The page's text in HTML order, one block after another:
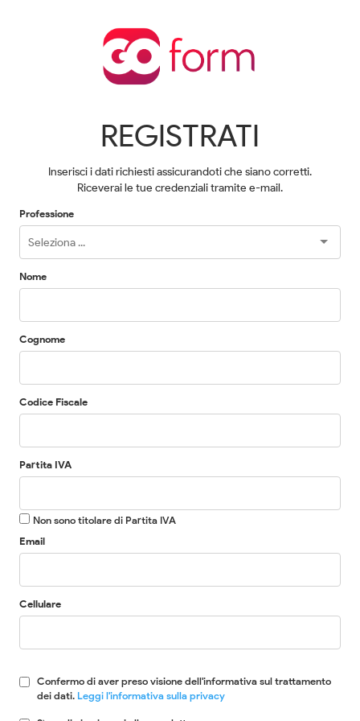
REGISTRATI
Inserisci i dati richiesti assicurandoti che siano corretti.
Riceverai le tue credenziali tramite e-mail.
Professione
Nome
Cognome
Codice Fiscale
Partita IVA
Non sono titolare di Partita IVA
Email
Cellulare
Confermo di aver preso visione dell'informativa sul trattamento
dei dati. Leggi l'informativa sulla privacy